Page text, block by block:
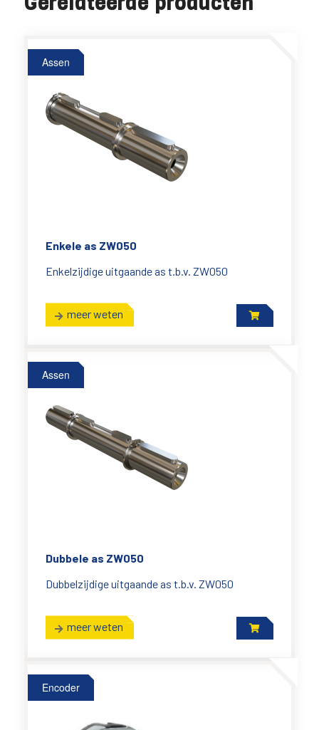
Assen
Enkele as ZW050
Enkelzijdige uitgaande as t.b.v. ZW050
meer weten
Assen
Dubbele as ZW050
Dubbelzijdige uitgaande as t.b.v. ZW050
meer weten
Encoder